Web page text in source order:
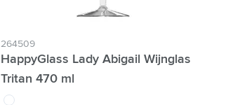
264509
HappyGlass Lady Abigail Wijnglas
Tritan 470 ml
translucide